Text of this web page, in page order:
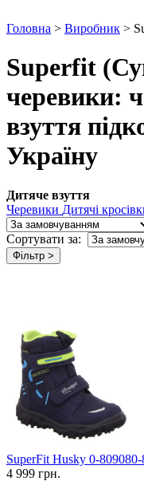
Головна > Виробник >
Superfit
черевики:
взуття
Україну
Дитяче взуття
Черевики Дитячі
Сортувати за:
Фільтр >
SuperFit Husky 0-
4 999 грн.